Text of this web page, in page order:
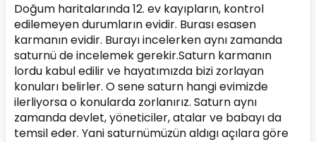
Doğum haritalarında 12. ev kayıpların, kontrol
edilemeyen durumların evidir. Burası esasen
karmanın evidir. Burayı incelerken aynı zamanda
saturnü de incelemek gerekir.Saturn karmanın
lordu kabul edilir ve hayatımızda bizi zorlayan
konuları belirler. O sene saturn hangi evimizde
ilerliyorsa o konularda zorlanırız. Saturn aynı
zamanda devlet, yöneticiler, atalar ve babayı da
temsil eder. Yani saturnümüzün aldıgı açılara göre